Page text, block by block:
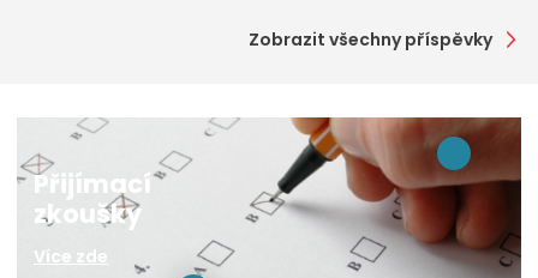
Zobrazit všechny příspěvky
Přijímací
zkoušky
Více zde